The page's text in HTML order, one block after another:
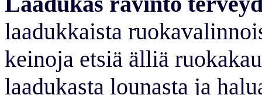
laadukkaista
keinoja etsiä älliä
laadukasta lounasta ja